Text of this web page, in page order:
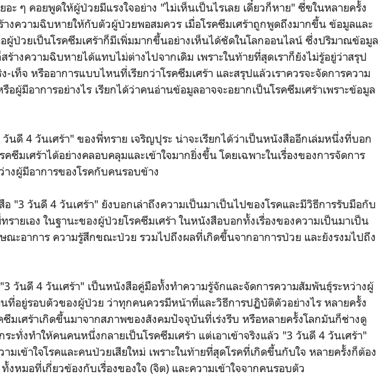
ะ ๆ คอยพูดให้ผู้ป่วยมีแรงใจอย่าง "ไม่เห็นเป็นไรเลย เดี๋ยวก็หาย" ซึ่ฃในหลายครั้ง
างความฉิบหายให้กับตัวผู้ป่วยพอสมควร เมื่อโรคซึมเศร้าถูกพูดถึงมากขึ้น ข้อมูลและ
ผู้ป่วยเป็นโรคซึมเศร้าก็มีเพิ่มมากขึ้นอย่างเห็นได้ชัดในโลกออนไลน์ ซึ่งปริมาณข้อมูล
ร้างความฉิบหายได้แทบไม่ต่างไปจากเดิม เพราะในท้ายที่สุดเราก็ยังไม่รู้อยู่ว่าสรุป
เท็จ หรืออาการแบบไหนที่เรียกว่าโรคซึมเศร้า และสรุปแล้วเราควรจะจัดการความ
ผู้มีอาการอย่างไร เรียกได้ว่าคนอ่านข้อมูลอาจจะอยากเป็นโรคซึมเศร้าเพราะข้อมูล
นดี 4 วันเศร้า" ของพี่ทราย เจริญปุระ น่าจะเรียกได้ว่าเป็นหนังสืออีกเล่มหนึ่งที่บอก
รคซึมเศร้าได้อย่างคลอบคลุมและเข้าใจมากยิ่งขึ้น โดยเฉพาะในเรื่องของการจัดการ
งผู้มีอาการของโรคกับคนรอบข้าง
"3 วันดี 4 วันเศร้า" ยังบอกเล่าถึงความเป็นมาเป็นไปของโรคและมีวิธีการรับมือกับ
รายเอง ในฐานะของผู้ป่วยโรคซึมเศร้า ในหนังสือบอกทั้งเรื่องของความเป็นมาเป็น
ณะอาการ ความรู้สึกขณะป่วย รวมไปถึงผลที่เกิดขึ้นจากอาการป่วย และยังรงมไปถึง
"3 วันดี 4 วันเศร้า" เป็นหนังสือคู่มือทั้งทำความรู้จักและจัดการความสัมพันธุ์ระหว่างผู้
ที่อยู่รอบตัวของผู้ป่วย ว่าทุกคนควรมีหน้าที่และวิธีการปฏิบัติตัวอย่างไร หลายครั้ง
ซึมเศร้าเกิดขึ้นมาจากสภาพของสังคมปัจจุบันที่เร่งรีบ หรือหลายครั้งโลกมันก็ช่างดู
ะทั่งทำให้คนคนหนึ่งกลายเป็นโรคซึมเศร้า แต่เอาเข้าจริงแล้ว "3 วันดี 4 วันเศร้า"
ามเข้าใจโรคและคนป่วยเสียใหม่ เพราะในท้ายที่สุดโรคที่เกิดขึ้นกับใจ หลายครั้งก็ต้อง
งหมอที่เกี่ยวข้องกับเรื่องของใจ (จิต) และความเข้าใจจากคนรอบตัว